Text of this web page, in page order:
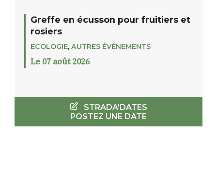
Greffe en écusson pour fruitiers et
rosiers
ECOLOGIE, AUTRES ÉVÉNEMENTS
Le 07 août 2026
STRADA'DATES
POSTEZ UNE DATE